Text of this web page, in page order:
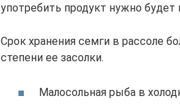
употребить продукт нужно будет
Срок хранения семги в рассоле
степени ее засолки.
Малосольная рыба в